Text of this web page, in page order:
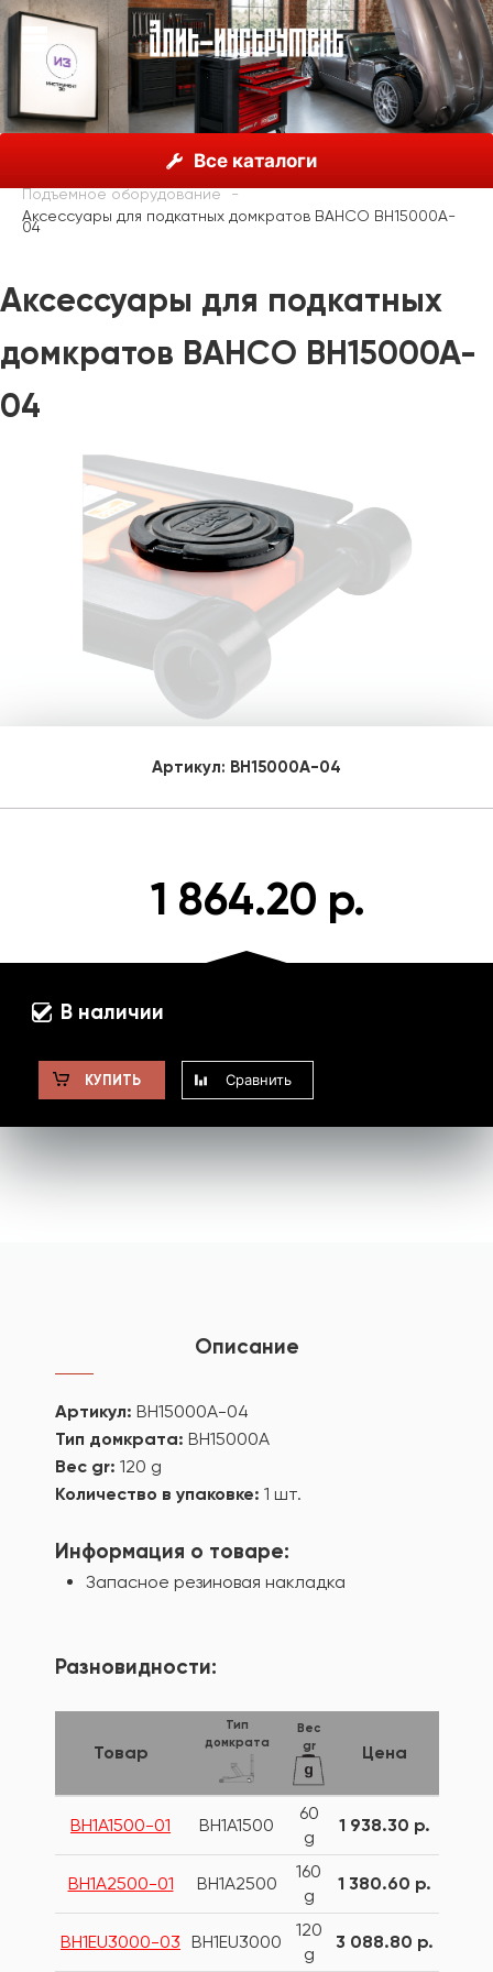
Все каталоги
Bahco, Швеция
Автомобильные инструменты
Подъемное оборудование
Аксессуары для подкатных домкратов BAHCO BH15000A-
04
Аксессуары для подкатных
домкратов BAHCO BH15000A-
04
Артикул: BH15000A-04
1 864.20 р.
В наличии
КУПИТЬ Сравнить
Описание
Артикул: BH15000A-04
Тип домкрата: BH15000A
Вес gr: 120 g
Количество в упаковке: 1 шт.
Информация о товаре:
Запасное резиновая накладка
Разновидности:
Товар
Тип
домкрата
Вес
gr
Цена
BH1A1500-01 BH1A1500
60
g
1 938.30 р.
BH1A2500-01 BH1A2500
160
g
1 380.60 р.
BH1EU3000-03 BH1EU3000
120
g
3 088.80 р.